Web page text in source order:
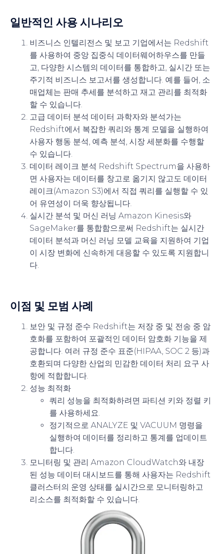
일반적인 사용 시나리오
비즈니스 인텔리전스 및 보고 기업에서는 Redshift
를 사용하여 중앙 집중식 데이터웨어하우스를 만들
고, 다양한 시스템의 데이터를 통합하고, 실시간 또는
주기적 비즈니스 보고서를 생성합니다. 예를 들어, 소
매업체는 판매 추세를 분석하고 재고 관리를 최적화
할 수 있습니다.
고급 데이터 분석 데이터 과학자와 분석가는
Redshift에서 복잡한 쿼리와 통계 모델을 실행하여
사용자 행동 분석, 예측 분석, 시장 세분화를 수행할
수 있습니다.
데이터 레이크 분석 Redshift Spectrum을 사용하
면 사용자는 데이터를 창고로 옮기지 않고도 데이터
레이크(Amazon S3)에서 직접 쿼리를 실행할 수 있
어 유연성이 더욱 향상됩니다.
실시간 분석 및 머신 러닝 Amazon Kinesis와
SageMaker를 통합함으로써 Redshift는 실시간
데이터 분석과 머신 러닝 모델 교육을 지원하여 기업
이 시장 변화에 신속하게 대응할 수 있도록 지원합니
다.
이점 및 모범 사례
보안 및 규정 준수 Redshift는 저장 중 및 전송 중 암
호화를 포함하여 포괄적인 데이터 암호화 기능을 제
공합니다. 여러 규정 준수 표준(HIPAA, SOC 2 등)과
호환되며 다양한 산업의 민감한 데이터 처리 요구 사
항에 적합합니다.
성능 최적화
쿼리 성능을 최적화하려면 파티션 키와 정렬 키
를 사용하세요.
정기적으로 ANALYZE 및 VACUUM 명령을
실행하여 데이터를 정리하고 통계를 업데이트
합니다.
모니터링 및 관리 Amazon CloudWatch와 내장
된 성능 데이터 대시보드를 통해 사용자는 Redshift
클러스터의 운영 상태를 실시간으로 모니터링하고
리소스를 최적화할 수 있습니다.